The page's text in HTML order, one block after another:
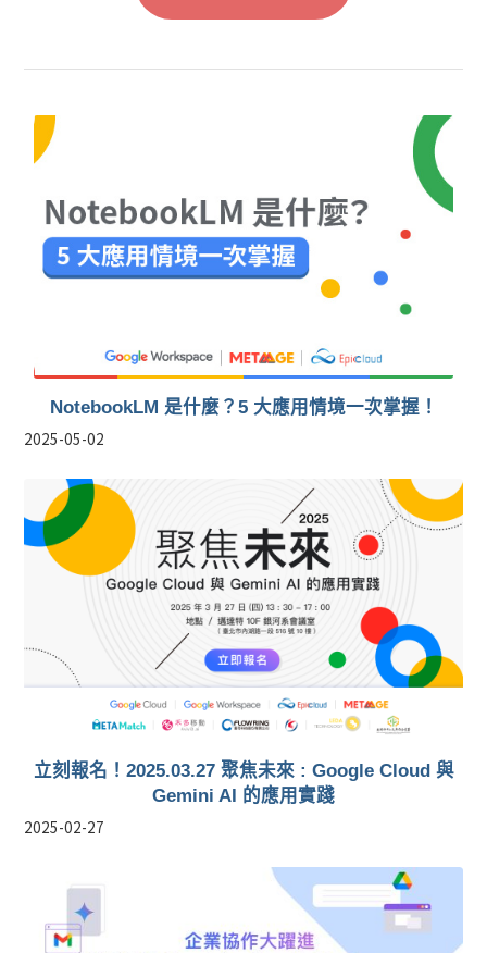
NotebookLM 是什麼？5 大應用情境一次掌握！
2025-05-02
立刻報名！2025.03.27 聚焦未來 : Google Cloud 與
Gemini AI 的應用實踐
2025-02-27